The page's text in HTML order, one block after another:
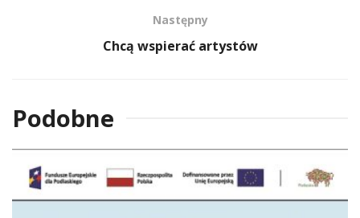
Następny
Chcą wspierać artystów
Podobne